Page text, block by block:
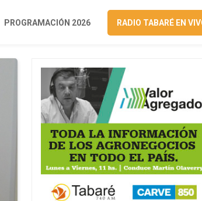
PROGRAMACIÓN 2026 RADIO TABARÉ EN